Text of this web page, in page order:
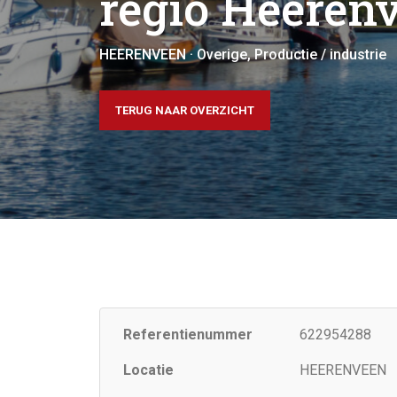
HEERENVEEN · Overige, Productie / industrie
TERUG NAAR OVERZICHT
Referentienummer 622954288
Locatie HEERENVEEN